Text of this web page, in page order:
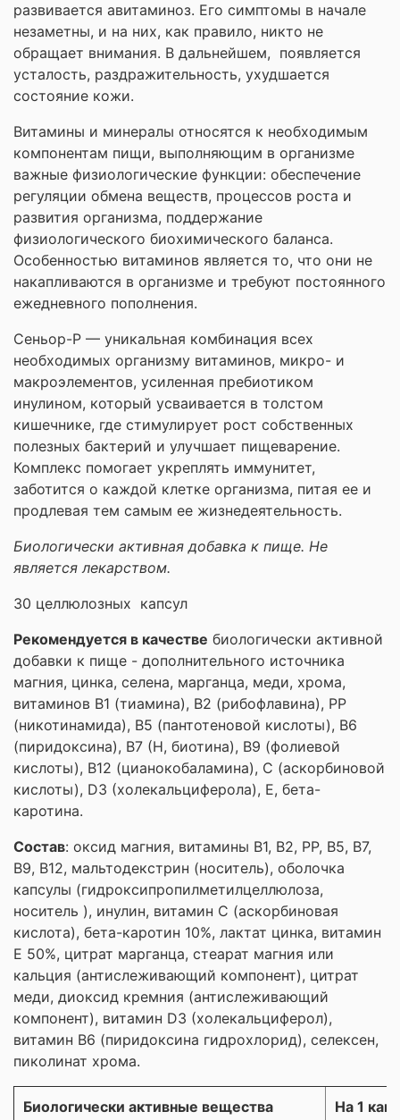
развивается авитаминоз. Его симптомы в начале
незаметны, и на них, как правило, никто не
обращает внимания. В дальнейшем, появляется
усталость, раздражительность, ухудшается
состояние кожи.
Витамины и минералы относятся к необходимым
компонентам пищи, выполняющим в организме
важные физиологические функции: обеспечение
регуляции обмена веществ, процессов роста и
развития организма, поддержание
физиологического биохимического баланса.
Особенностью витаминов является то, что они не
накапливаются в организме и требуют постоянного
ежедневного пополнения.
Сеньор-Р — уникальная комбинация всех
необходимых организму витаминов, микро- и
макроэлементов, усиленная пребиотиком
инулином, который усваивается в толстом
кишечнике, где стимулирует рост собственных
полезных бактерий и улучшает пищеварение.
Комплекс помогает укреплять иммунитет,
заботится о каждой клетке организма, питая ее и
продлевая тем самым ее жизнедеятельность.
Биологически активная добавка к пище. Не
является лекарством.
30 целлюлозных капсул
Рекомендуется в качестве биологически активной
добавки к пище - дополнительного источника
магния, цинка, селена, марганца, меди, хрома,
витаминов В1 (тиамина), В2 (рибофлавина), РР
(никотинамида), В5 (пантотеновой кислоты), В6
(пиридоксина), В7 (Н, биотина), В9 (фолиевой
кислоты), В12 (цианокобаламина), С (аскорбиновой
кислоты), D3 (холекальциферола), Е, бета-
каротина.
Состав: оксид магния, витамины В1, В2, РР, В5, В7,
В9, В12, мальтодекстрин (носитель), оболочка
капсулы (гидроксипропилметилцеллюлоза,
носитель ), инулин, витамин С (аскорбиновая
кислота), бета-каротин 10%, лактат цинка, витамин
Е 50%, цитрат марганца, стеарат магния или
кальция (антислеживающий компонент), цитрат
меди, диоксид кремния (антислеживающий
компонент), витамин D3 (холекальциферол),
витамин В6 (пиридоксина гидрохлорид), селексен,
пиколинат хрома.
Биологически активные вещества На 1